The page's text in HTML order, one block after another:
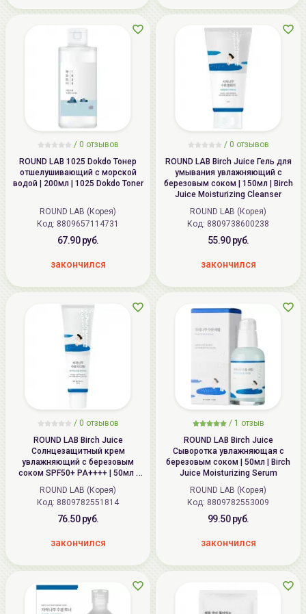
/ 0 отзывов
ROUND LAB 1025 Dokdo Тонер
отшелушивающий с морской
водой | 200мл | 1025 Dokdo Toner
ROUND LAB (Корея)
Код: 8809657114731
67.90 руб.
закончился
/ 0 отзывов
ROUND LAB Birch Juice Гель для
умывания увлажняющий с
березовым соком | 150мл | Birch
Juice Moisturizing Cleanser
ROUND LAB (Корея)
Код: 8809738600238
55.90 руб.
закончился
/ 0 отзывов
ROUND LAB Birch Juice
Солнцезащитный крем
увлажняющий с березовым
соком SPF50+ PA++++ | 50мл |
Birch Juice Moisturizing
Sunscreen SPF50+ PA++++
ROUND LAB (Корея)
Код: 8809782551814
76.50 руб.
закончился
/ 1 отзыв
ROUND LAB Birch Juice
Сыворотка увлажняющая с
березовым соком | 50мл | Birch
Juice Moisturizing Serum
ROUND LAB (Корея)
Код: 8809782553009
99.50 руб.
закончился